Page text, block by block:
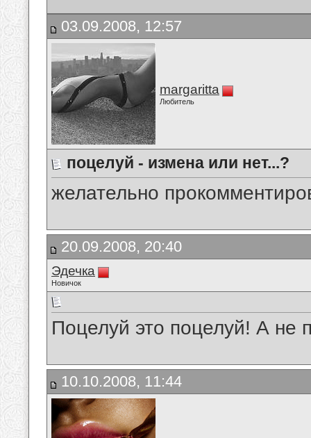
03.09.2008, 12:57
margaritta
Любитель
поцелуй - измена или нет...?
желательно
20.09.2008, 20:40
Эдечка
Новичок
Поцелуй это поцелуй! А не
10.10.2008, 11:44